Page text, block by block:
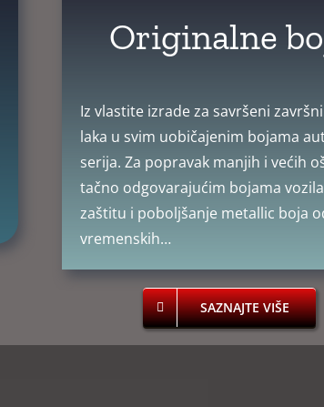
Originalne
Iz vlastite izrade za savršeni
laka u svim uobičajenim bojama
serija. Za popravak manjih i većih
tačno odgovarajućim bojama
zaštitu i poboljšanje metallic boja
vremenskih…
SAZNAJTE VIŠE